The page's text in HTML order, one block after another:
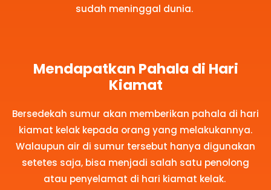
sudah meninggal dunia.
Mendapatkan Pahala di Hari
Kiamat
Bersedekah sumur akan memberikan pahala di hari
kiamat kelak kepada orang yang melakukannya.
Walaupun air di sumur tersebut hanya digunakan
setetes saja, bisa menjadi salah satu penolong
atau penyelamat di hari kiamat kelak.